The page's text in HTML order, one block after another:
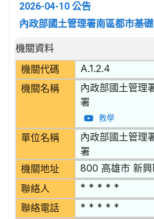
2026-04-10 公告
內政部國土管理署南區都市基
招標公告詳細內容
機關資料
機關代碼
A.1.2.4
機關名稱
內政部國土管理
署
教學
單位名稱
內政部國土管理
署
機關地址 800 高雄市 新
聯絡人 * * * * *
聯絡電話 * * * * *